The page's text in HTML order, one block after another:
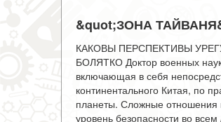
&quot;ЗОНА
КАКОВЫ ПЕРСПЕКТИВЫ
БОЛЯТКО Доктор военных
включающая в себя
континентального Китая, по
планеты. Сложные отношения
уровень безопасности во